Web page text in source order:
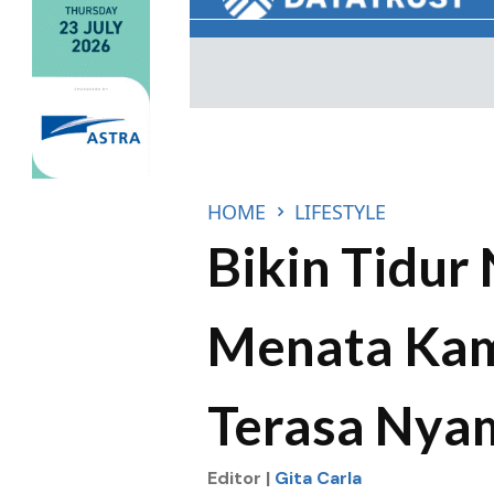
HOME LIFESTYLE
Bikin Tidur
Menata
Terasa
Editor | Gita Carla